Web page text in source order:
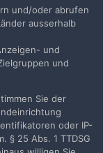
erstellen. Es
Dich hier an.
und/oder abrufen
ausserhalb
und
und
Sie der
oder IP-
§ 25 Abs. 1 TTDSG